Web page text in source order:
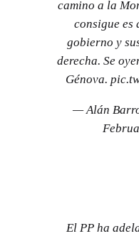
camino a la
consigue es
gobierno y
derecha. Se
Génova.
— Alán
El PP ha